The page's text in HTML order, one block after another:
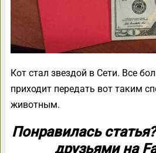
Кот стал звездой в Сети. Все
приходит передать вот таким
животным.
Понравилась
друзьями на